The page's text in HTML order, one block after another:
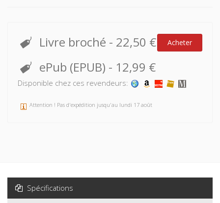
Livre broché - 22,50 € Acheter
ePub (EPUB) - 12,99 €
Disponible chez ces revendeurs:
Attention ! Pas d'expédition jusqu'au lundi 17 août
Spécifications